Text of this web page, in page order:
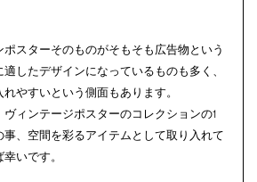
ポスターそのものがそもそも広告物という
したデザインになっているものも多く、
やすいという側面もあります。
ィンテージポスターのコレクションの1
、空間を彩るアイテムとして取り入れて
いです。